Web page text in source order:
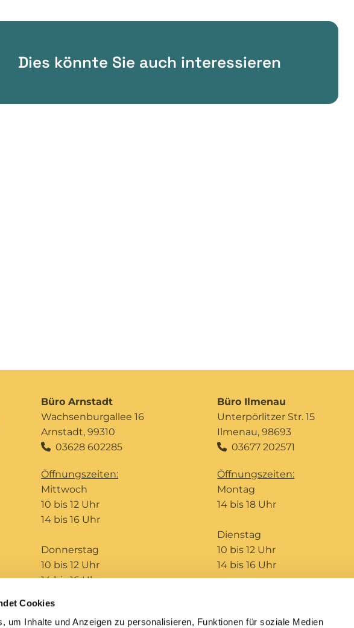
Cookies
um Inhalte und Anzeigen zu personalisieren, Funktionen für soziale Medien
Dies könnte Sie auch interessieren
Büro Arnstadt
Wachsenburgallee 16
Arnstadt, 99310
03628 602285
Öffnungszeiten:
Mittwoch
10 bis 12 Uhr
14 bis 16 Uhr
Donnerstag
10 bis 12 Uhr
14 bis 16 Uhr
Büro Ilmenau
Unterpörlitzer Str. 15
Ilmenau, 98693
 03677 202571
Öffnungszeiten:
Montag
14 bis 18 Uhr
Dienstag
10 bis 12 Uhr
14 bis 16 Uhr
Telefonseelsorge Bildungshaus St. Ursula Bildungshaus Marcel